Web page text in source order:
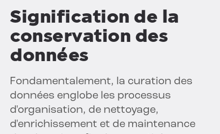
Signification de la
conservation des
données
Fondamentalement, la curation des
données englobe les processus
d'organisation, de nettoyage,
d'enrichissement et de maintenance